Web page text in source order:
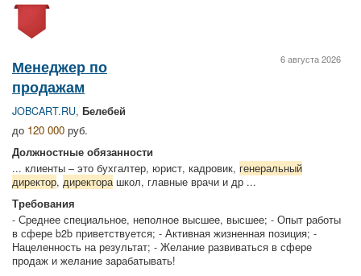
6 августа 2026
Менеджер по
продажам
JOBCART.RU, Белебей
до 120 000 руб.
Должностные обязанности
... клиенты – это бухгалтер, юрист, кадровик, генеральный
директор, директорашкол, главные врачи и др ...
Требования
- Среднее специальное, неполное высшее, высшее; - Опыт работы
в сфере b2b приветствуется; - Активная жизненная позиция; -
Нацеленность на результат; - Желание развиваться в сфере
продаж и желание зарабатывать!